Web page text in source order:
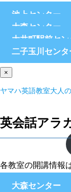
池上センター
大森センター
大井町駅前セン
二子玉川セン
×
ヤマハ英語教室大人
英会話アラ
各教室の開講情報
大森センター